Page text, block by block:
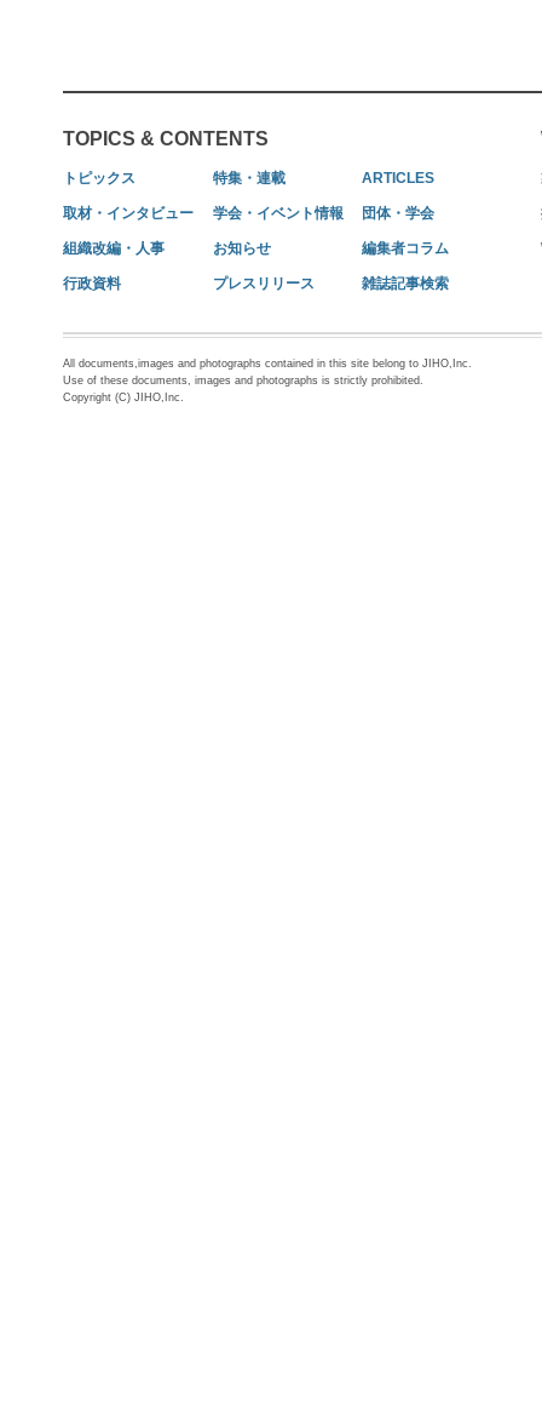
TOPICS & CONTENTS
トピックス 特集・連載 ARTICLES
取材・インタビュー 学会・イベント情報 団体・学会
組織改編・人事 お知らせ 編集者コラム
行政資料 プレスリリース 雑誌記事検索
All documents,images and photographs contained in this site belong to JIHO,Inc.
Use of these documents, images and photographs is strictly prohibited.
Copyright (C) JIHO,Inc.